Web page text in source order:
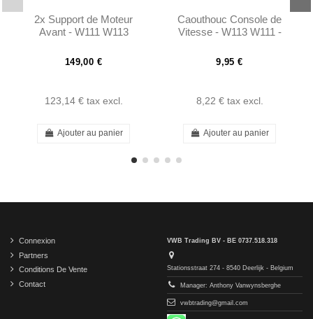
2x Support de Moteur
Avant - W111 W113
149,00 €
123,14 € tax excl.
Ajouter au panier
Caouthouc Console de
Vitesse - W113 W111 -
9,95 €
8,22 € tax excl.
Ajouter au panier
Connexion
Partners
Conditions De Vente
Contact
VWB Trading BV - BE 0737.518.318
Stationsstraat 274 - 8540 Deerlijk - Belgium
Manager: Anthony Vanwynsberghe
vwbtrading@gmail.com